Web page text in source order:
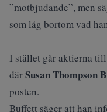
”motbjudande”, men
som låg bortom vad
I stället går aktierna
därSusan Thompson
posten.
Buffett säger att han